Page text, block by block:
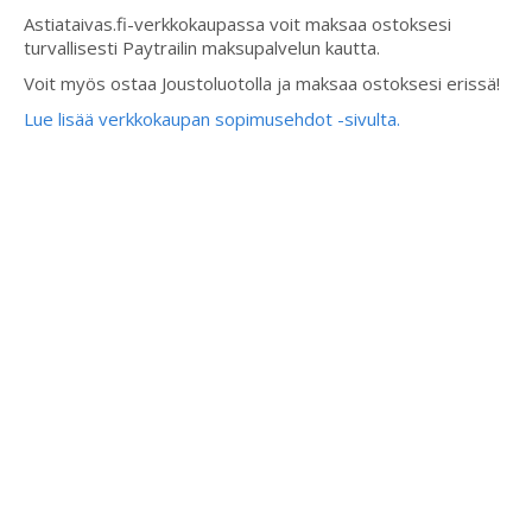
Astiataivas.fi-verkkokaupassa voit maksaa ostoksesi
turvallisesti Paytrailin maksupalvelun kautta.
Voit myös ostaa Joustoluotolla ja maksaa ostoksesi erissä!
Lue lisää verkkokaupan sopimusehdot -sivulta.